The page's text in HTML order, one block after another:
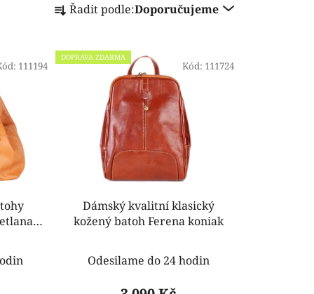
a
e
n
Řadit podle:Doporučujeme
111194
DOPRAVA ZDARMA
Dámský kvalitní klasický
kožený batoh Ferena koniak
Odesilame do 24 hodin
Kód: 111724